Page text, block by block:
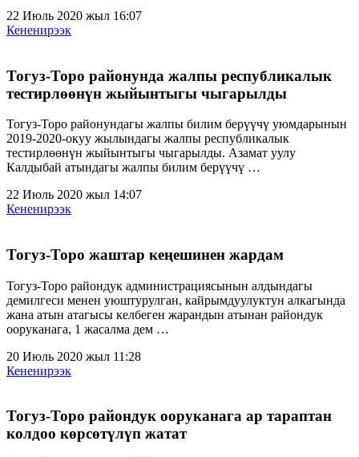
22 Июль 2020 жыл 16:07
Кененирээк
Тогуз-Торо районунда жалпы республикалык
тестирлөөнүн жыйынтыгы чыгарылды
Тогуз-Торо районундагы жалпы билим берүүчү уюмдарынын
2019-2020-окуу жылындагы жалпы республикалык
тестирлөөнүн жыйынтыгы чыгарылды. Азамат уулу
Калдыбай атындагы жалпы билим берүүчү …
22 Июль 2020 жыл 14:07
Кененирээк
Тогуз-Торо жаштар кеңешинен жардам
Тогуз-Торо райондук администрациясынын алдындагы
демилгеси менен уюштурулган, кайрымдуулуктун алкагында
жана атын атагысы келбеген жарандын атынан райондук
ооруканага, 1 жасалма дем …
20 Июль 2020 жыл 11:28
Кененирээк
Тогуз-Торо райондук ооруканага ар тараптан
колдоо көрсөтүлүп жатат